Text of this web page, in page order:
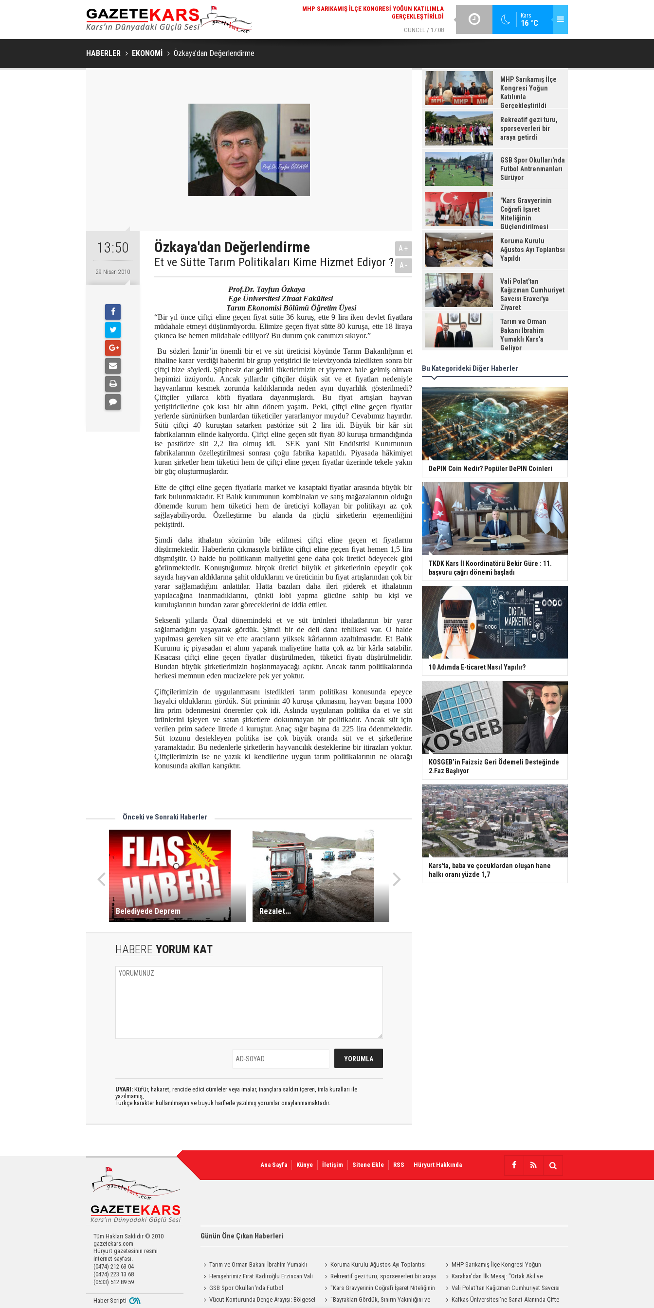
Kars
16 °C
GÜNCEL / 17:08
REKREATIF GEZI TURU, SPORSEVERLERI BIR ARAYA GETIRDI
GSB SPOR OKULLARI'NDA FUTBOL ANTRENMANLARI SÜRÜYOR
HABERLER EKONOMİ Özkaya'dan Değerlendirme
13:50
29 Nisan 2010
Özkaya'dan Değerlendirme
Et ve Sütte Tarım Politikaları Kime Hizmet Ediyor ?
A+
A-
Prof.Dr. Tayfun Özkaya
Ege Üniversitesi Ziraat Fakültesi
Tarım Ekonomisi Bölümü Öğretim Üyesi
“Bir yıl önce çiftçi eline geçen fiyat sütte 36 kuruş, ette 9 lira iken devlet fiyatlara
müdahale etmeyi düşünmüyordu. Elimize geçen fiyat sütte 80 kuruşa, ette 18 liraya
çıkınca ise hemen müdahale ediliyor? Bu durum çok canımızı sıkıyor.”
Bu sözleri İzmir’in önemli bir et ve süt üreticisi köyünde Tarım Bakanlığının et
ithaline karar verdiği haberini bir grup yetiştirici ile televizyonda izledikten sonra bir
çiftçi bize söyledi. Şüphesiz dar gelirli tüketicimizin et yiyemez hale gelmiş olması
hepimizi üzüyordu. Ancak yıllardır çiftçiler düşük süt ve et fiyatları nedeniyle
hayvanlarını kesmek zorunda kaldıklarında neden aynı duyarlılık gösterilmedi?
Çiftçiler yıllarca kötü fiyatlara dayanmışlardı. Bu fiyat artışları hayvan
yetiştiricilerine çok kısa bir altın dönem yaşattı. Peki, çiftçi eline geçen fiyatlar
yerlerde sürünürken bunlardan tüketiciler yararlanıyor muydu? Cevabımız hayırdır.
Sütü çiftçi 40 kuruştan satarken pastörize süt 2 lira idi. Büyük bir kâr süt
fabrikalarının elinde kalıyordu. Çiftçi eline geçen süt fiyatı 80 kuruşa tırmandığında
ise pastörize süt 2,2 lira olmuş idi. SEK yani Süt Endüstrisi Kurumunun
fabrikalarının özelleştirilmesi sonrası çoğu fabrika kapatıldı. Piyasada hâkimiyet
kuran şirketler hem tüketici hem de çiftçi eline geçen fiyatlar üzerinde tekele yakın
bir güç oluşturmuşlardır.
Ette de çiftçi eline geçen fiyatlarla market ve kasaptaki fiyatlar arasında büyük bir
fark bulunmaktadır. Et Balık kurumunun kombinaları ve satış mağazalarının olduğu
dönemde kurum hem tüketici hem de üreticiyi kollayan bir politikayı az çok
sağlayabiliyordu. Özelleştirme bu alanda da güçlü şirketlerin egemenliğini
pekiştirdi.
Şimdi daha ithalatın sözünün bile edilmesi çiftçi eline geçen et fiyatlarını
düşürmektedir. Haberlerin çıkmasıyla birlikte çiftçi eline geçen fiyat hemen 1,5 lira
düşmüştür. O halde bu politikanın maliyetini gene daha çok üretici ödeyecek gibi
görünmektedir. Konuştuğumuz birçok üretici büyük et şirketlerinin epeydir çok
sayıda hayvan aldıklarına şahit olduklarını ve üreticinin bu fiyat artışlarından çok bir
yarar sağlamadığını anlattılar. Hatta bazıları daha ileri giderek et ithalatının
yapılacağına inanmadıklarını, çünkü lobi yapma gücüne sahip bu kişi ve
kuruluşlarının bundan zarar göreceklerini de iddia ettiler.
Seksenli yıllarda Özal dönemindeki et ve süt ürünleri ithalatlarının bir yarar
sağlamadığını yaşayarak gördük. Şimdi bir de deli dana tehlikesi var. O halde
yapılması gereken süt ve ette aracıların yüksek kârlarının azaltılmasıdır. Et Balık
Kurumu iç piyasadan et alımı yaparak maliyetine hatta çok az bir kârla satabilir.
Kısacası çiftçi eline geçen fiyatlar düşürülmeden, tüketici fiyatı düşürülmelidir.
Bundan büyük şirketlerimizin hoşlanmayacağı açıktır. Ancak tarım politikalarında
herkesi memnun eden mucizelere pek yer yoktur.
Çiftçilerimizin de uygulanmasını istedikleri tarım politikası konusunda epeyce
hayalci olduklarını gördük. Süt priminin 40 kuruşa çıkmasını, hayvan başına 1000
lira prim ödenmesini önerenler çok idi. Aslında uygulanan politika da et ve süt
ürünlerini işleyen ve satan şirketlere dokunmayan bir politikadır. Ancak süt için
verilen prim sadece litrede 4 kuruştur. Anaç sığır başına da 225 lira ödenmektedir.
Süt tozunu destekleyen politika ise çok büyük oranda süt ve et şirketlerine
yaramaktadır. Bu nedenlerle şirketlerin hayvancılık desteklerine bir itirazları yoktur.
Çiftçilerimizin ise ne yazık ki kendilerine uygun tarım politikalarının ne olacağı
konusunda akılları karışıktır.
Önceki ve Sonraki Haberler
Belediyede Deprem Rezalet...
HABERE YORUM KAT
UYARI: Küfür, hakaret, rencide edici cümleler veya imalar, inançlara saldırı içeren, imla kuralları ile
yazılmamış,
Türkçe karakter kullanılmayan ve büyük harflerle yazılmış yorumlar onaylanmamaktadır.
MHP Sarıkamış İlçe
Kongresi Yoğun
Katılımla
Gerçekleştirildi
Rekreatif gezi turu,
sporseverleri bir
araya getirdi
GSB Spor Okulları'nda
Futbol Antrenmanları
Sürüyor
"Kars Gravyerinin
Coğrafi İşaret
Niteliğinin
Güçlendirilmesi
Projesi"
Koruma Kurulu
Ağustos Ayı Toplantısı
Yapıldı
Vali Polat'tan
Kağızman Cumhuriyet
Savcısı Eravcı'ya
Ziyaret
Tarım ve Orman
Bakanı İbrahim
Yumaklı Kars'a
Geliyor
Bu Kategorideki Diğer Haberler
DePIN Coin Nedir? Popüler DePIN Coinleri
TKDK Kars İl Koordinatörü Bekir Güre : 11.
başvuru çağrı dönemi başladı
10 Adımda E-ticaret Nasıl Yapılır?
KOSGEB’in Faizsiz Geri Ödemeli Desteğinde
2.Faz Başlıyor
Kars'ta, baba ve çocuklardan oluşan hane
halkı oranı yüzde 1,7
Ana Sayfa Künye İletişim Sitene Ekle RSS Hüryurt Hakkında
Tüm Hakları Saklıdır © 2010
gazetekars.com
Hüryurt gazetesinin resmi
internet sayfası.
(0474) 212 63 04
(0474) 223 13 68
(0533) 512 89 59
Günün Öne Çıkan Haberleri
Tarım ve Orman Bakanı İbrahim Yumaklı
Kars'a Geliyor
Koruma Kurulu Ağustos Ayı Toplantısı
Yapıldı
MHP Sarıkamış İlçe Kongresi Yoğun
Katılımla Gerçekleştirildi
Hemşehrimiz Fırat Kadiroğlu Erzincan Vali
Yardımcılığına Atandı
Rekreatif gezi turu, sporseverleri bir araya
getirdi
Karahan'dan İlk Mesaj: "Ortak Akıl ve
Dayanışmayla Çalışacağız"
GSB Spor Okulları'nda Futbol
Antrenmanları Sürüyor
"Kars Gravyerinin Coğrafi İşaret Niteliğinin
Güçlendirilmesi Projesi"
Vali Polat'tan Kağızman Cumhuriyet Savcısı
Eravcı'ya Ziyaret
Vücut Konturunda Denge Arayışı: Bölgesel
"Bayrakları Gördük, Sınırın Yakınlığını ve
Kafkas Üniversitesi'ne Sanat Alanında Çifte
Haber Scripti